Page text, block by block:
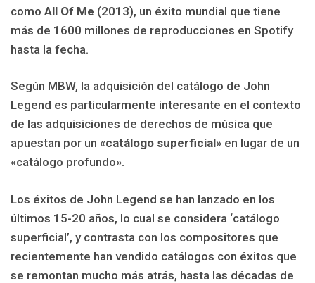
como All Of Me (2013), un éxito mundial que tiene
más de 1600 millones de reproducciones en Spotify
hasta la fecha.
Según MBW, la adquisición del catálogo de John
Legend es particularmente interesante en el contexto
de las adquisiciones de derechos de música que
apuestan por un «catálogo superficial» en lugar de un
«catálogo profundo».
Los éxitos de John Legend se han lanzado en los
últimos 15-20 años, lo cual se considera ‘catálogo
superficial’, y contrasta con los compositores que
recientemente han vendido catálogos con éxitos que
se remontan mucho más atrás, hasta las décadas de